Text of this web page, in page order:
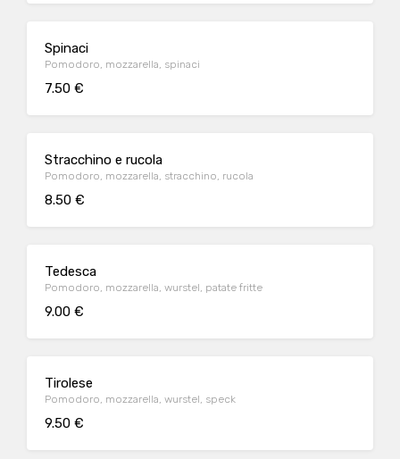
Spinaci
Pomodoro, mozzarella, spinaci
7.50 €
Stracchino e rucola
Pomodoro, mozzarella, stracchino, rucola
8.50 €
Tedesca
Pomodoro, mozzarella, wurstel, patate fritte
9.00 €
Tirolese
Pomodoro, mozzarella, wurstel, speck
9.50 €